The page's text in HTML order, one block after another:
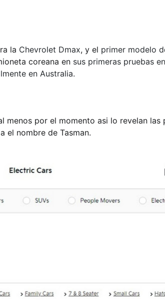
la Chevrolet Dmax, y el primer modelo
coreana en sus primeras pruebas
en Australia.
menos por el momento asi lo revelan las
el nombre de Tasman.